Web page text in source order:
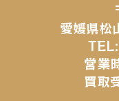
愛媛県松
営業
買取